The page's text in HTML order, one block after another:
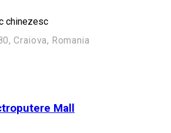
chinezesc
Craiova, Romania
Mall